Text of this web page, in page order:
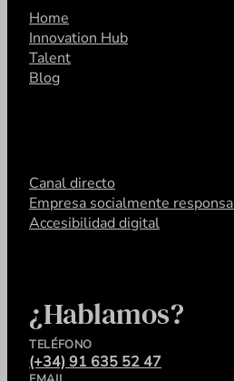
Home
Innovation Hub
Talent
Blog
Canal directo
Empresa socialmente
Accesibilidad digital
¿Hablamos?
TELÉFONO
(+34) 91 635 52 47